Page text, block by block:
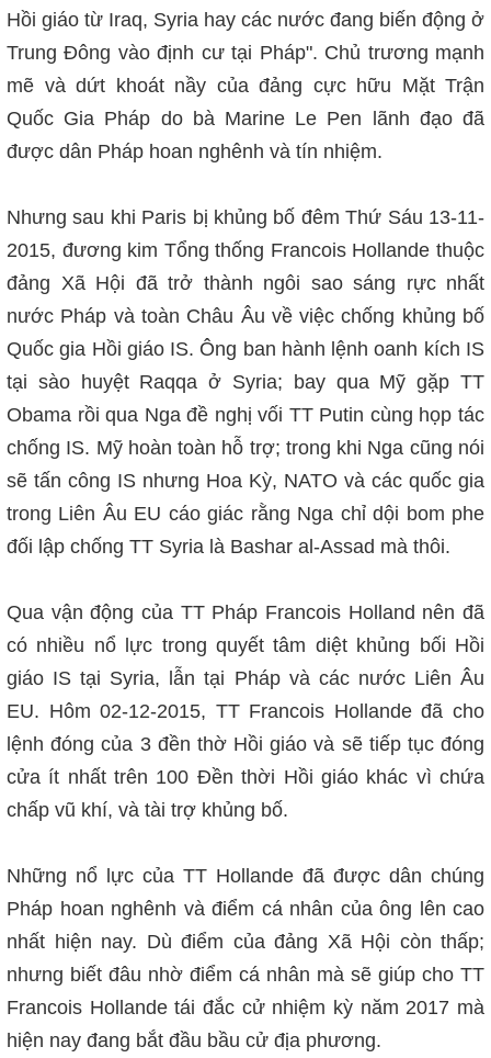
Hồi giáo từ Iraq, Syria hay các nước đang biến động ở
Trung Đông vào định cư tại Pháp". Chủ trương mạnh
mẽ và dứt khoát nầy của đảng cực hữu Mặt Trận
Quốc Gia Pháp do bà Marine Le Pen lãnh đạo đã
được dân Pháp hoan nghênh và tín nhiệm.
Nhưng sau khi Paris bị khủng bố đêm Thứ Sáu 13-11-
2015, đương kim Tổng thống Francois Hollande thuộc
đảng Xã Hội đã trở thành ngôi sao sáng rực nhất
nước Pháp và toàn Châu Âu về việc chống khủng bố
Quốc gia Hồi giáo IS. Ông ban hành lệnh oanh kích IS
tại sào huyệt Raqqa ở Syria; bay qua Mỹ gặp TT
Obama rồi qua Nga đề nghị vối TT Putin cùng họp tác
chống IS. Mỹ hoàn toàn hỗ trợ; trong khi Nga cũng nói
sẽ tấn công IS nhưng Hoa Kỳ, NATO và các quốc gia
trong Liên Âu EU cáo giác rằng Nga chỉ dội bom phe
đối lập chống TT Syria là Bashar al-Assad mà thôi.
Qua vận động của TT Pháp Francois Holland nên đã
có nhiều nổ lực trong quyết tâm diệt khủng bối Hồi
giáo IS tại Syria, lẫn tại Pháp và các nước Liên Âu
EU. Hôm 02-12-2015, TT Francois Hollande đã cho
lệnh đóng của 3 đền thờ Hồi giáo và sẽ tiếp tục đóng
cửa ít nhất trên 100 Đền thời Hồi giáo khác vì chứa
chấp vũ khí, và tài trợ khủng bố.
Những nổ lực của TT Hollande đã được dân chúng
Pháp hoan nghênh và điểm cá nhân của ông lên cao
nhất hiện nay. Dù điểm của đảng Xã Hội còn thấp;
nhưng biết đâu nhờ điểm cá nhân mà sẽ giúp cho TT
Francois Hollande tái đắc cử nhiệm kỳ năm 2017 mà
hiện nay đang bắt đầu bầu cử địa phương.